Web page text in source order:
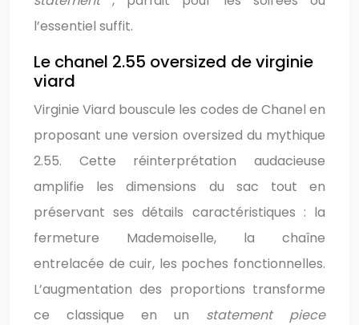
l’essentiel suffit.
Le chanel 2.55 oversized de virginie
viard
Virginie Viard bouscule les codes de Chanel en
proposant une version oversized du mythique
2.55. Cette réinterprétation audacieuse
amplifie les dimensions du sac tout en
préservant ses détails caractéristiques : la
fermeture Mademoiselle, la chaîne
entrelacée de cuir, les poches fonctionnelles.
L’augmentation des proportions transforme
ce classique en un statement piece